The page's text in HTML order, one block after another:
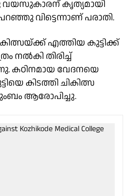
വയസുകാരന് കൃത്യമായി
വിട്ടെന്നാണ് പരാതി.
എത്തിയ കുട്ടിക്ക്
നൽകി തിരിച്ച്
കഠിനമായ വേദനയെ
കിടത്തി ചികിത്സ
ആരോപിച്ചു.